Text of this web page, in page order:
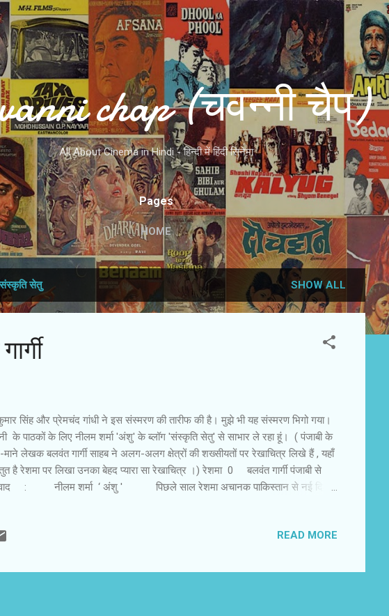
Skip to main content
chap (चवन्नी चैप)
All About Cinema in Hindi - हिन्दी में हिंदी सिनेमा
Pages
HOME
संस्‍कृति सेतु SHOW ALL
सिंह और प्रेमचंद गांधी ने इस संस्‍मरण की तारीफ की है। मुझे भी यह संस्‍मरण भिगो गया।
के पाठकों के लिए नीलम शर्मा 'अंशु' के ब्‍लॉग 'संस्‍कृति सेतु' से साभार ले रहा हूं। ( पंजाबी के
माने लेखक बलवंत गार्गी साहब ने अलग-अलग क्षेत्रों की शख्सीयतों पर रेखाचित्र लिखे हैं , यहाँ
है रेशमा पर लिखा उनका बेहद प्यारा सा रेखाचित्र ।) रेशमा 0 बलवंत गार्गी पंजाबी से
: नीलम शर्मा ‘ अंशु ' पिछले साल रेशमा अचानक पाकिस्तान से नई दिल्ली
अनीता सिंह राजा पद्मजीत सिंह की लाडली बेटी है। मोटी स्याह आँखें , घने काले स्याह
READ MORE